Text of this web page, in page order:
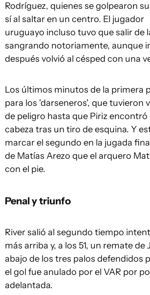
Rodríguez, quienes se golpearon
sí al saltar en un centro. El jugador
uruguayo incluso tuvo que salir de
sangrando notoriamente, aunque
después volvió al césped con una
Los últimos minutos de la primera
para los 'darseneros', que tuvieron
de peligro hasta que Piriz encontró
cabeza tras un tiro de esquina. Y
marcar el segundo en la jugada
de Matías Arezo que el arquero
con el pie.
Penal y triunfo
River salió al segundo tiempo
más arriba y, a los 51, un remate de
abajo de los tres palos defendidos
el gol fue anulado por el VAR por
adelantada.